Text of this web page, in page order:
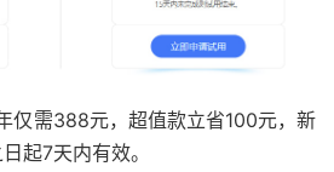
仅需388元，超值款立省100元，新
起7天内有效。